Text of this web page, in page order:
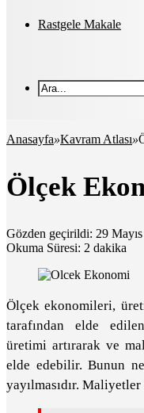
Rastgele Makale
Anasayfa»Kavram Atlası»
Ölçek
Gözden geçirildi: 29
Okuma Süresi: 2 dakika
Ölçek ekonomileri,
tarafından elde
üretimi artırarak ve
elde edebilir. Bunun
yayılmasıdır.